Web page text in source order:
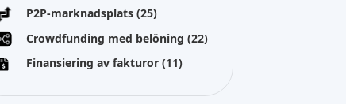
P2P-marknadsplats(25)
Crowdfunding med belöning(22)
Finansiering av fakturor(11)